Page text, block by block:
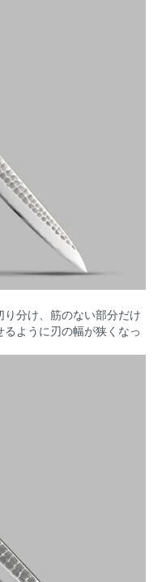
分け、筋のない部分だけ
ように刃の幅が狭くなっ